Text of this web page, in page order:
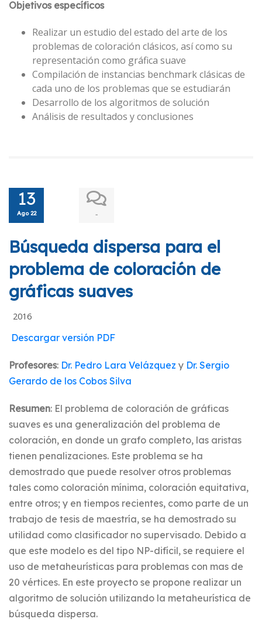
Objetivos específicos
Realizar un estudio del estado del arte de los
problemas de coloración clásicos, así como su
representación como gráfica suave
Compilación de instancias benchmark clásicas de
cada uno de los problemas que se estudiarán
Desarrollo de los algoritmos de solución
Análisis de resultados y conclusiones
13
Ago 22 -
Búsqueda dispersa para el
problema de coloración de
gráficas suaves
2016
Descargar versión PDF
Profesores: Dr. Pedro Lara Velázquez y Dr. Sergio
Gerardo de los Cobos Silva
Resumen: El problema de coloración de gráficas
suaves es una generalización del problema de
coloración, en donde un grafo completo, las aristas
tienen penalizaciones. Este problema se ha
demostrado que puede resolver otros problemas
tales como coloración mínima, coloración equitativa,
entre otros; y en tiempos recientes, como parte de un
trabajo de tesis de maestría, se ha demostrado su
utilidad como clasificador no supervisado. Debido a
que este modelo es del tipo NP-difícil, se requiere el
uso de metaheurísticas para problemas con mas de
20 vértices. En este proyecto se propone realizar un
algoritmo de solución utilizando la metaheurística de
búsqueda dispersa.